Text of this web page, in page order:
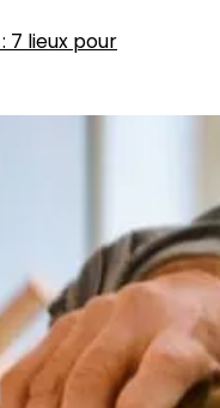
: 7 lieux pour